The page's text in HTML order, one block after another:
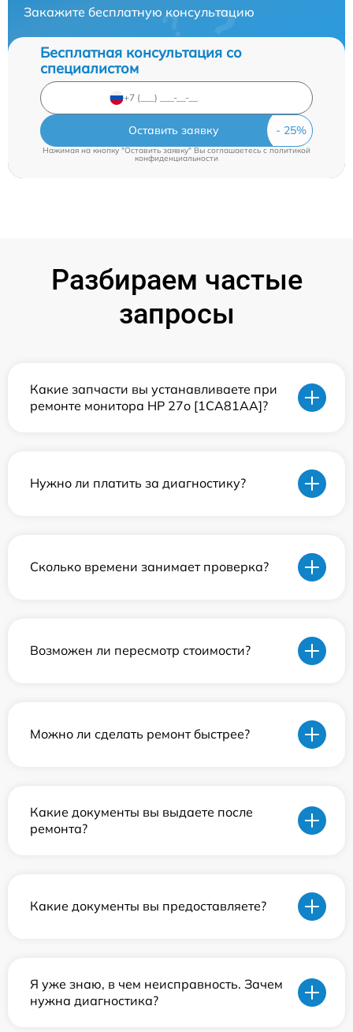
Закажите бесплатную консультацию
Бесплатная консультация со
специалистом
Оставить заявку
Нажимая на кнопку "Оставить заявку" Вы соглашаетесь cполитикой
конфиденциальности
Разбираем частые
запросы
Какие запчасти вы устанавливаете при
ремонте монитора HP 27o [1CA81AA]?
Нужно ли платить за диагностику?
Сколько времени занимает проверка?
Возможен ли пересмотр стоимости?
Можно ли сделать ремонт быстрее?
Какие документы вы выдаете после
ремонта?
Какие документы вы предоставляете?
Я уже знаю, в чем неисправность. Зачем
нужна диагностика?